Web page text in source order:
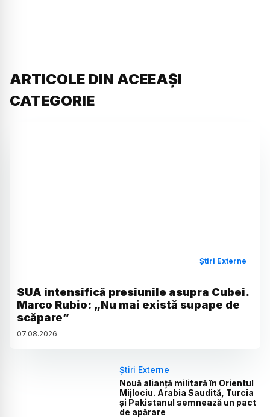
ARTICOLE DIN ACEEAȘI
CATEGORIE
Știri Externe
SUA intensifică presiunile asupra Cubei.
Marco Rubio: „Nu mai există supape de
scăpare”
07.08.2026
Știri Externe
Nouă alianță militară în Orientul
Mijlociu. Arabia Saudită, Turcia
și Pakistanul semnează un pact
de apărare